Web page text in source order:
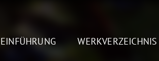
EINFÜHRUNG WERKVERZEICHNIS